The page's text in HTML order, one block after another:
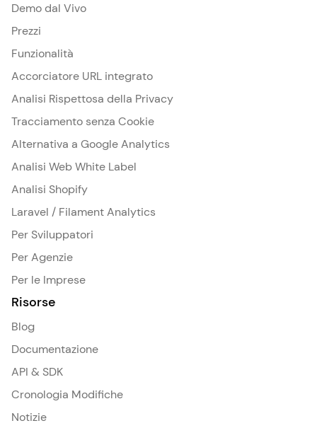
Demo dal Vivo
Prezzi
Funzionalità
Accorciatore URL integrato
Analisi Rispettosa della Privacy
Tracciamento senza Cookie
Alternativa a Google Analytics
Analisi Web White Label
Analisi Shopify
Laravel / Filament Analytics
Per Sviluppatori
Per Agenzie
Per le Imprese
Risorse
Blog
Documentazione
API & SDK
Cronologia Modifiche
Notizie